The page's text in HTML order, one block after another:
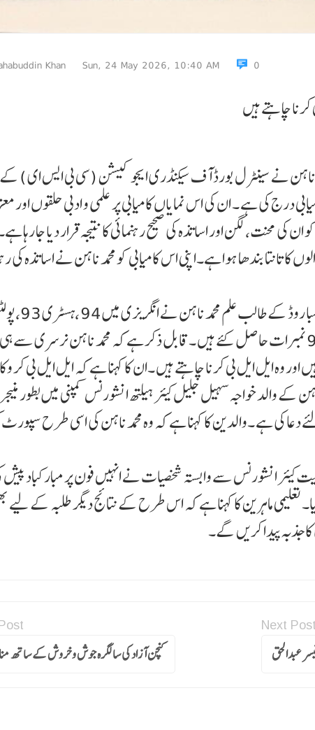
Khan Sun, 24 May 2026, 10:40 AM 0
چاہتے ہیں
ناہن نے سینٹرل بورڈ آف سیکنڈری ایجو کیشن (سی بی ایس ای ) کے
کامیابی درج کی ہے ۔ ان کی اس نمایاں کامیابی پر علمی و ادبی حلقوں اور
کی محنت، لگن اور اساتذہ کی صحیح رہنمائی کا نتیجہ قرار دیا جا رہا
تانتا بندھا ہوا ہے۔اپنی اس کامیابی کو محمد ناہن نے اساتذہ کی
قومی راجدھانی کے مشہور و معروف ماڈرن
سائنس 90،جغرافیہ 92اور فزیکل ایجوکیشن میں 91نمبرات حاصل کئے ہیں ۔قابل ذکر ہے کہ محمد ناہن نرسری
اور وہ ایل ایل بی کرنا چاہتے ہیں ۔ان کا کہنا ہے کہ ایل ایل بی کر
کے والد خواجہ سہیل جلیل کیئر ہیلتھ انشورنس کمپنی میں بطور
کی ہے ۔والدین کا کہنا ہے کہ وہ محمد ناہن کی اسی طرح
کیئر انشورنس سے وابستہ شخصیات نے انہیں فون پر مبارکباد پیش
ماہرین کا کہنا ہے کہ اس طرح کے نتائج دیگر طلبہ کے لیے
جذبہ پیدا کریں گے۔
کنچن آزاد کی سالگرہ جوش و خروش کے ساتھ
Next Post
عبدالحق